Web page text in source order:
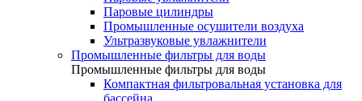
Паровые цилиндры
Промышленные осушители воздуха
Ультразвуковые увлажнители
Промышленные фильтры для воды
Промышленные фильтры для воды
Компактная фильтровальная установка для
бассейна